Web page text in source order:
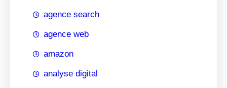
agence search
agence web
amazon
analyse digital